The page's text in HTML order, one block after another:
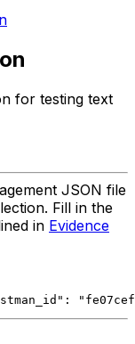
for testing text
JSON file
Fill in the
in Evidence